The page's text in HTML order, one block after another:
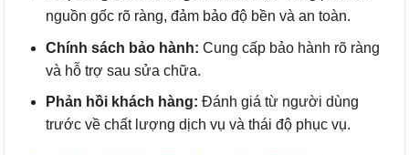
nguồn gốc rõ ràng, đảm bảo độ bền và an toàn.
Chính sách bảo hành: Cung cấp bảo hành rõ ràng
và hỗ trợ sau sửa chữa.
Phản hồi khách hàng: Đánh giá từ người dùng
trước về chất lượng dịch vụ và thái độ phục vụ.